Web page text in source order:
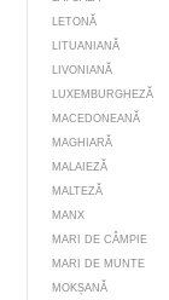
LETONĂ
LITUANIANĂ
LIVONIANĂ
LUXEMBURGHEZĂ
MACEDONEANĂ
MAGHIARĂ
MALAIEZĂ
MALTEZĂ
MANX
MARI DE CÂMPIE
MARI DE MUNTE
MOKȘANĂ